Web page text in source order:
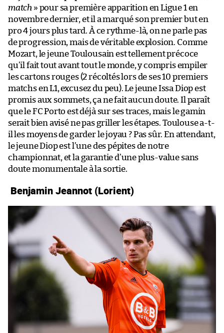
match » pour sa première apparition en Ligue 1 en
novembre dernier, et il a marqué son premier but en
pro 4 jours plus tard. À ce rythme-là, on ne parle pas
de progression, mais de véritable explosion. Comme
Mozart, le jeune Toulousain est tellement précoce
qu’il fait tout avant tout le monde, y compris empiler
les cartons rouges (2 récoltés lors de ses 10 premiers
matchs en L1, excusez du peu). Le jeune Issa Diop est
promis aux sommets, ça ne fait aucun doute. Il paraît
que le FC Porto est déjà sur ses traces, mais le gamin
serait bien avisé ne pas griller les étapes. Toulouse a-t-
il les moyens de garder le joyau ? Pas sûr. En attendant,
le jeune Diop est l’une des pépites de notre
championnat, et la garantie d’une plus-value sans
doute monumentale à la sortie.
Benjamin Jeannot (Lorient)